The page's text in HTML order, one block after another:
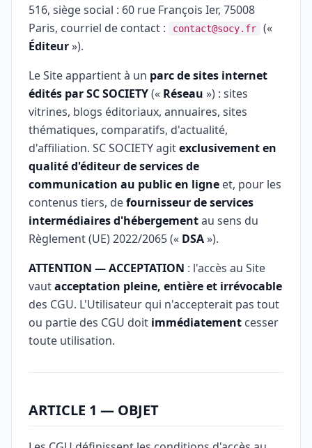
516, siège social : 60 rue François Ier, 75008
Paris, courriel de contact :
contact@socy.fr
(«
Éditeur»).
Le Site appartient à un parc de sites internet
édités par SC SOCIETY(« Réseau ») : sites
vitrines, blogs éditoriaux, annuaires, sites
thématiques, comparatifs, d'actualité,
d'affiliation. SC SOCIETY agitexclusivement en
qualité d'éditeur de services de
communication au public en ligne et, pour les
contenus tiers, defournisseur de services
intermédiaires d'hébergementau sens du
Règlement (UE) 2022/2065 (« DSA»).
ATTENTION — ACCEPTATION : l'accès au Site
vautacceptation pleine, entière et irrévocable
des CGU. L'Utilisateur qui n'accepterait pas tout
ou partie des CGU doit immédiatement cesser
toute utilisation.
ARTICLE 1 — OBJET